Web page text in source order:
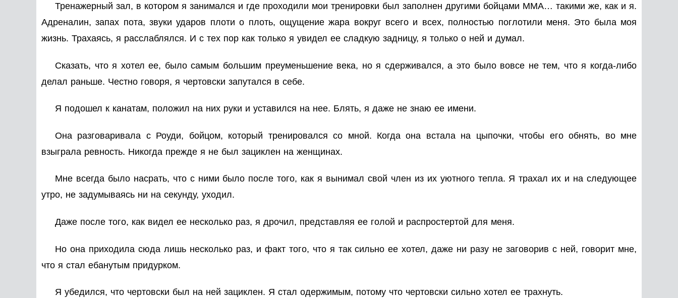
Тренажерный зал, в котором я занимался и где проходили мои тренировки был заполнен другими бойцами ММА… такими же, как и я.
Адреналин, запах пота, звуки ударов плоти о плоть, ощущение жара вокруг всего и всех, полностью поглотили меня. Это была моя
жизнь. Трахаясь, я расслаблялся. И с тех пор как только я увидел ее сладкую задницу, я только о ней и думал.
Сказать, что я хотел ее, было самым большим преуменьшение века, но я сдерживался, а это было вовсе не тем, что я когда-либо
делал раньше. Честно говоря, я чертовски запутался в себе.
Я подошел к канатам, положил на них руки и уставился на нее. Блять, я даже не знаю ее имени.
Она разговаривала с Роуди, бойцом, который тренировался со мной. Когда она встала на цыпочки, чтобы его обнять, во мне
взыграла ревность. Никогда прежде я не был зациклен на женщинах.
Мне всегда было насрать, что с ними было после того, как я вынимал свой член из их уютного тепла. Я трахал их и на следующее
утро, не задумываясь ни на секунду, уходил.
Даже после того, как видел ее несколько раз, я дрочил, представляя ее голой и распростертой для меня.
Но она приходила сюда лишь несколько раз, и факт того, что я так сильно ее хотел, даже ни разу не заговорив с ней, говорит мне,
что я стал ебанутым придурком.
Я убедился, что чертовски был на ней зациклен. Я стал одержимым, потому что чертовски сильно хотел ее трахнуть.